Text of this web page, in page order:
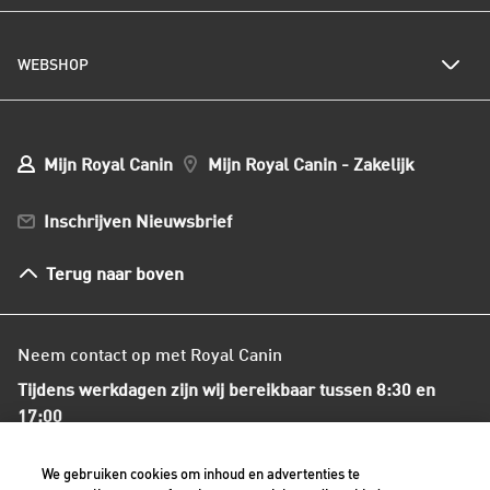
Mijn Royal Canin Mijn Royal Canin - Zakelijk
Inschrijven Nieuwsbrief
Terug naar boven
Populaire kattennamen
Populaire hondennamen
Kwaliteit en voedselveiligheid
WEBSHOP
Mijn Bestellingen
Mijn Club verzendingen
Verzenden
Algemene voorwaarden
Neem contact op met Royal Canin
Tijdens werkdagen zijn wij bereikbaar tussen 8:30 en
17:00
+31(0)413-318418
We gebruiken cookies om inhoud en advertenties te